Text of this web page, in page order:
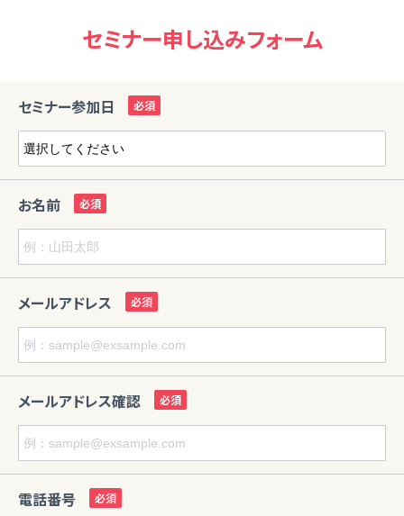
セミナー申し込みフォーム
セミナー参加日
お名前
メールアドレス
メールアドレス確認
電話番号